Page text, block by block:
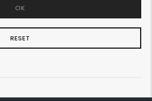
OK
RESET